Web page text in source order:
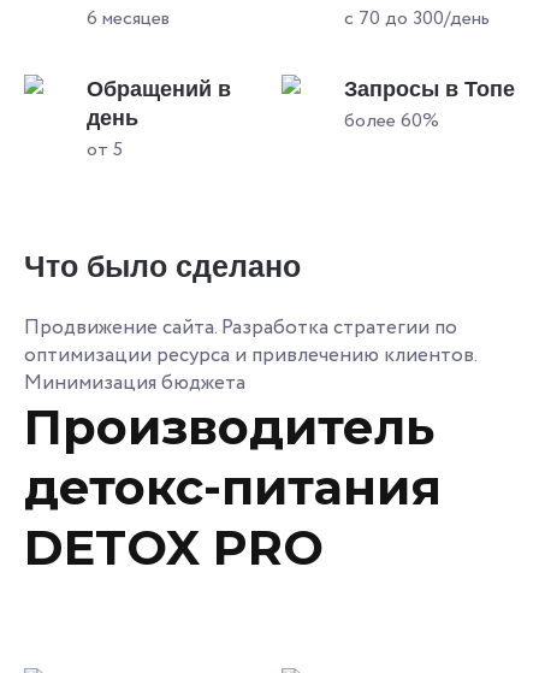
6 месяцев с 70 до 300/день
Обращений в
день
от 5
Запросы в Топе
более 60%
Что было сделано
Продвижение сайта. Разработка стратегии по
оптимизации ресурса и привлечению клиентов.
Минимизация бюджета
Производитель
детокс-питания
DETOX PRO